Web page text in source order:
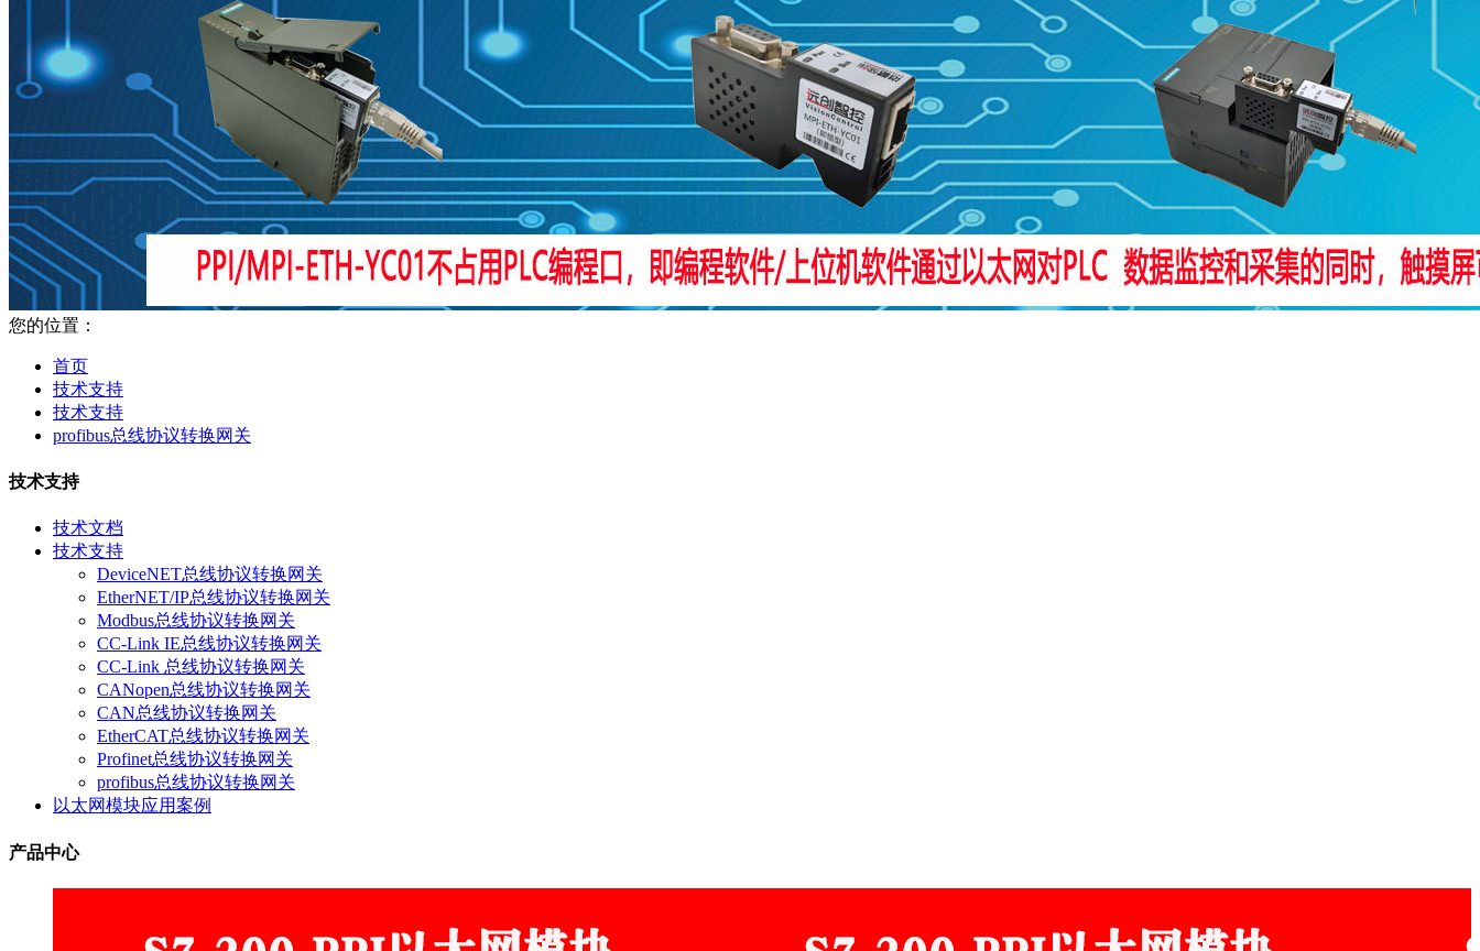
您的位置：
首页
技术支持
技术支持
profibus总线协议转换网关
技术支持
技术文档
技术支持
DeviceNET总线协议转换网关
EtherNET/IP总线协议转换网关
Modbus总线协议转换网关
CC-Link IE总线协议转换网关
CC-Link 总线协议转换网关
CANopen总线协议转换网关
CAN总线协议转换网关
EtherCAT总线协议转换网关
Profinet总线协议转换网关
profibus总线协议转换网关
以太网模块应用案例
产品中心